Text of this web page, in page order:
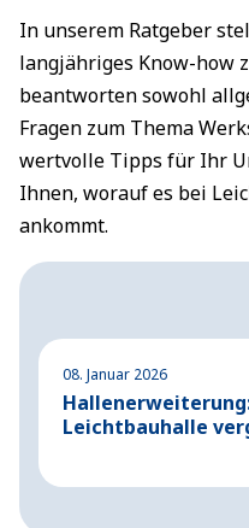
In unserem Ratgeber
langjähriges Know-how
beantworten sowohl
Fragen zum Thema
wertvolle Tipps für Ihr
Ihnen, worauf es bei
ankommt.
08. Januar 2026
Leichtbauhalle